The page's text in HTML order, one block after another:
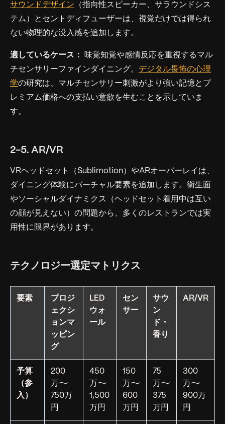
サウンドデザイン （指向性スピーカー、サラウンドシス
テム）とセントディフューザーは、視覚だけでは得られ
ない物理的な没入感を追加します。
適しているケース：
味覚知覚や感情反応を重視するマル
チセンサリーファインダイニング。 デジタル畏怖の心理
学の研究は、マルチセンサリー刺激がより強い記憶とプ
レミアム価格への支払い意欲を生むことを示していま
す。
2-5. AR/VR
VRヘッドセット（Sublimotion）やARオーバーレイは、
ダイニング体験にバーチャル要素を追加します。衛生面
やソーシャルダイナミクス（ヘッドセット着用中は互い
の顔が見えない）の問題から、多くのレストランでは実
用性に限界があります。
テクノロジー選定マトリクス
要素
プロジ
ェクシ
ョンマ
ッピン
グ
LED
ウォ
ール
セン
サー
サウ
ン
ド・
香り
AR/VR
予算
（参
入）
200
万〜
750万
円
450
万〜
1,500
万円
150
万〜
600
万円
75
万〜
375
万円
300
万〜
900万
円